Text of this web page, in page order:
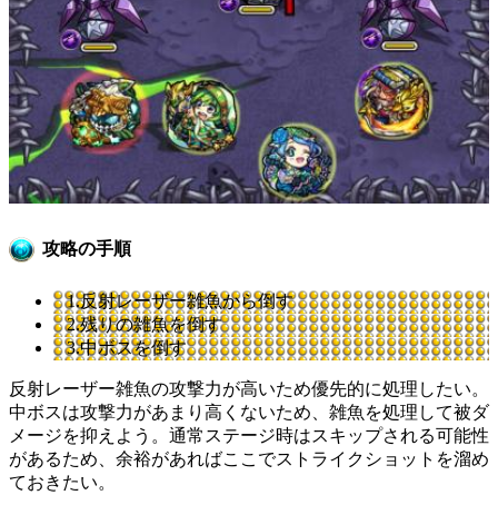
攻略の手順
1.反射レーザー雑魚から倒す
2.残りの雑魚を倒す
3.中ボスを倒す
反射レーザー雑魚の攻撃力が高いため優先的に処理したい。
中ボスは攻撃力があまり高くないため、雑魚を処理して被ダ
メージを抑えよう。通常ステージ時はスキップされる可能性
があるため、余裕があればここでストライクショットを溜め
ておきたい。